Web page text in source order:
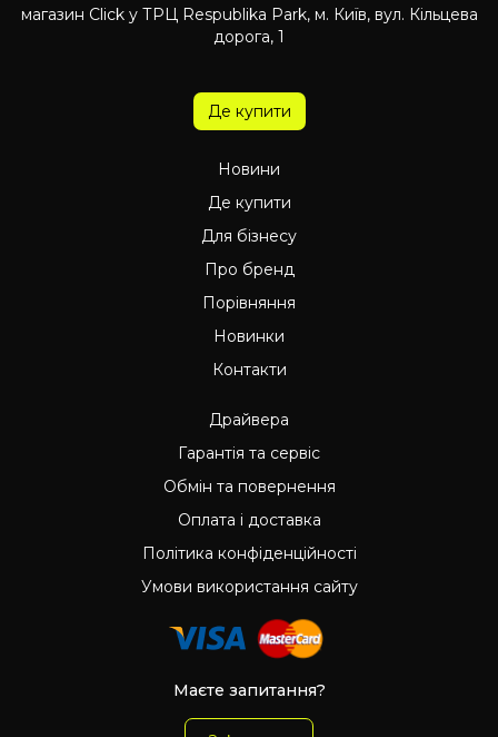
магазин Click у ТРЦ Respublika Park, м. Київ, вул. Кільцева
дорога, 1
Де купити
Новини
Де купити
Для бізнесу
Про бренд
Порівняння
Новинки
Контакти
Драйвера
Гарантія та сервіс
Обмін та повернення
Оплата і доставка
Політика конфіденційності
Умови використання сайту
Маєте запитання?